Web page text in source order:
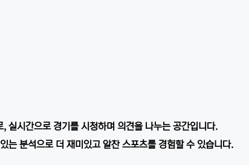
실시간으로 경기를 시청하며 의견을 나누는 공간입니다.
는 분석으로 더 재미있고 알찬 스포츠를 경험할 수 있습니다.